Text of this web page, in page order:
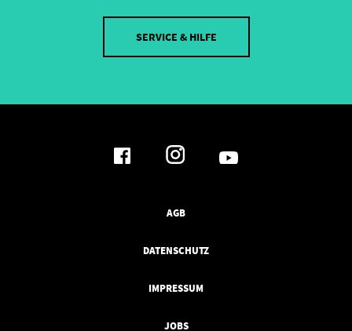
SERVICE & HILFE
AGB
DATENSCHUTZ
IMPRESSUM
JOBS